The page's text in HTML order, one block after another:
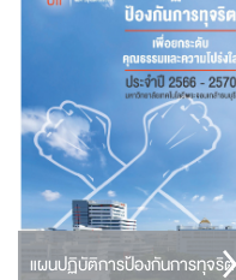
แผนปฏิบัติการป้องกันการทุจริต